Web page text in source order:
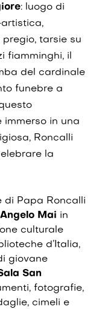
: luogo di
tarsie su
fiamminghi, il
del cardinale
funebre a
immerso in una
Roncalli
la
di Papa Roncalli
Mai in
culturale
d’Italia,
giovane
San
fotografie,
cimeli e